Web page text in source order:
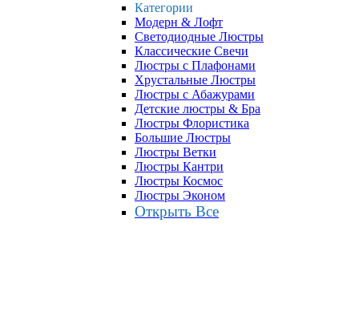
Категории
Модерн & Лофт
Светодиодные Люстры
Классические Свечи
Люстры с Плафонами
Хрустальные Люстры
Люстры с Абажурами
Детские люстры & Бра
Люстры Флористика
Большие Люстры
Люстры Ветки
Люстры Кантри
Люстры Космос
Люстры Эконом
Открыть Все